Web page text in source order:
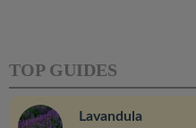
TOP GUIDES
Lavandula